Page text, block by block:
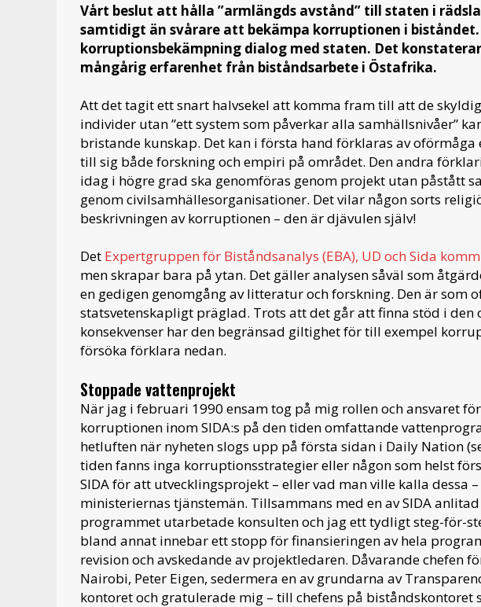
Vårt beslut att hålla ”armlängds avstånd” till staten i
samtidigt än svårare att bekämpa korruptionen i
korruptionsbekämpning dialog med staten. Det
mångårig erfarenhet från biståndsarbete i Östafrika.
Att det tagit ett snart halvsekel att komma fram till att de
individer utan ”ett system som påverkar alla samhällsnivåer”
bristande kunskap. Det kan i första hand förklaras av
till sig både forskning och empiri på området. Den andra
idag i högre grad ska genomföras genom projekt utan påstått
genom civilsamhällesorganisationer. Det vilar någon sorts
beskrivningen av korruptionen – den är djävulen själv!
Det Expertgruppen för Biståndsanalys (EBA), UD och Sida
men skrapar bara på ytan. Det gäller analysen såväl som
en gedigen genomgång av litteratur och forskning. Den är som
statsvetenskapligt präglad. Trots att det går att finna stöd i
konsekvenser har den begränsad giltighet för till exempel
försöka förklara nedan.
Stoppade vattenprojekt
När jag i februari 1990 ensam tog på mig rollen och ansvaret
korruptionen inom SIDA:s på den tiden omfattande
hetluften när nyheten slogs upp på första sidan i Daily Nation
tiden fanns inga korruptionsstrategier eller någon som helst
SIDA för att utvecklingsprojekt – eller vad man ville kalla dessa
ministeriernas tjänstemän. Tillsammans med en av SIDA
programmet utarbetade konsulten och jag ett tydligt steg-för-
bland annat innebar ett stopp för finansieringen av hela
revision och avskedande av projektledaren. Dåvarande chefen
Nairobi, Peter Eigen, sedermera en av grundarna av
kontoret och gratulerade mig – till chefens på biståndskontoret